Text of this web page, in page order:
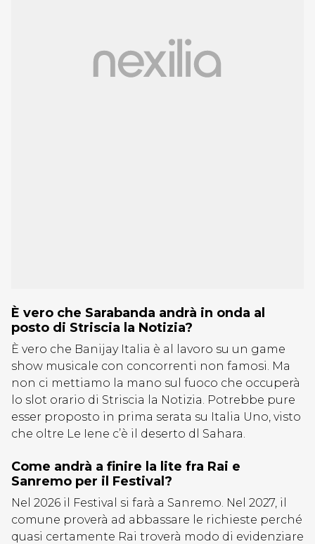
È vero che Sarabanda andrà in onda al
posto di Striscia la Notizia?
È vero che Banijay Italia è al lavoro su un game
show musicale con concorrenti non famosi. Ma
non ci mettiamo la mano sul fuoco che occuperà
lo slot orario di Striscia la Notizia. Potrebbe pure
esser proposto in prima serata su Italia Uno, visto
che oltre Le Iene c’è il deserto dl Sahara.
Come andrà a finire la lite fra Rai e
Sanremo per il Festival?
Nel 2026 il Festival si farà a Sanremo. Nel 2027, il
comune proverà ad abbassare le richieste perché
quasi certamente Rai troverà modo di evidenziare